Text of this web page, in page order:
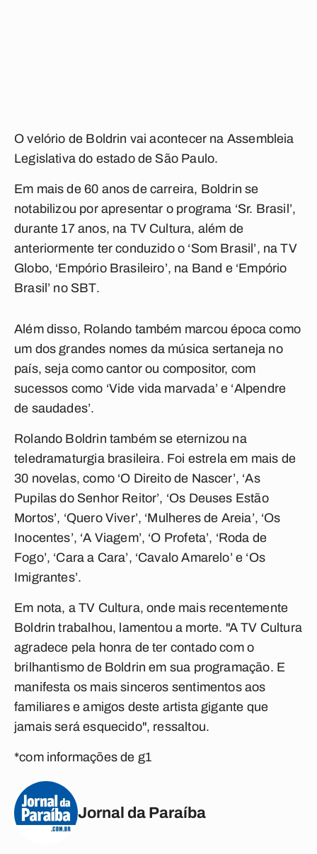
O velório de Boldrin vai acontecer na Assembleia
Legislativa do estado de São Paulo.
Em mais de 60 anos de carreira, Boldrin se
notabilizou por apresentar o programa ‘Sr. Brasil’,
durante 17 anos, na TV Cultura, além de
anteriormente ter conduzido o ‘Som Brasil’, na TV
Globo, ‘Empório Brasileiro’, na Band e ‘Empório
Brasil’ no SBT.
Além disso, Rolando também marcou época como
um dos grandes nomes da música sertaneja no
país, seja como cantor ou compositor, com
sucessos como ‘Vide vida marvada’ e ‘Alpendre
de saudades’.
Rolando Boldrin também se eternizou na
teledramaturgia brasileira. Foi estrela em mais de
30 novelas, como ‘O Direito de Nascer’, ‘As
Pupilas do Senhor Reitor’, ‘Os Deuses Estão
Mortos’, ‘Quero Viver’, ‘Mulheres de Areia’, ‘Os
Inocentes’, ‘A Viagem’, ‘O Profeta’, ‘Roda de
Fogo’, ‘Cara a Cara’, ‘Cavalo Amarelo’ e ‘Os
Imigrantes’.
Em nota, a TV Cultura, onde mais recentemente
Boldrin trabalhou, lamentou a morte. "A TV Cultura
agradece pela honra de ter contado com o
brilhantismo de Boldrin em sua programação. E
manifesta os mais sinceros sentimentos aos
familiares e amigos deste artista gigante que
jamais será esquecido", ressaltou.
*com informações de g1
Jornal da Paraíba